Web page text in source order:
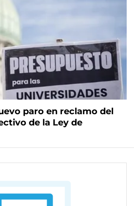
paro en reclamo del
de la Ley de